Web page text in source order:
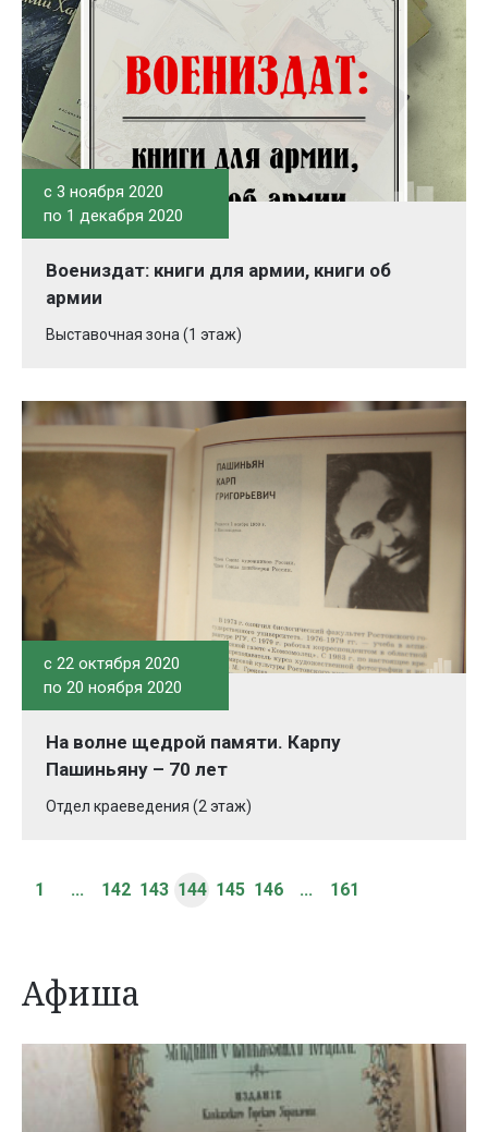
c 3 ноября 2020
по 1 декабря 2020
Воениздат: книги для армии, книги об
армии
Выставочная зона (1 этаж)
c 22 октября 2020
по 20 ноября 2020
На волне щедрой памяти. Карпу
Пашиньяну – 70 лет
Отдел краеведения (2 этаж)
1 ... 142 143 144 145 146 ... 161
Афиша